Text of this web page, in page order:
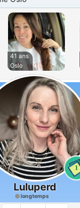
41 ans
Oslo
1
Luluperd
longtemps